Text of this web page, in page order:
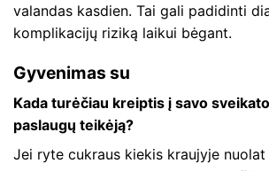
valandas kasdien. Tai gali padidinti
komplikacijų riziką laikui bėgant.
Gyvenimas su
Kada turėčiau kreiptis į savo
paslaugų teikėją?
Jei ryte cukraus kiekis kraujyje nuolat